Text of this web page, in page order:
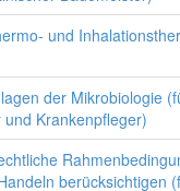
und
der Mikrobiologie
Krankenpfleger)
berücksichtigen